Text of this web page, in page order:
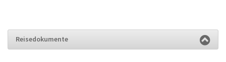
Reisedokumente